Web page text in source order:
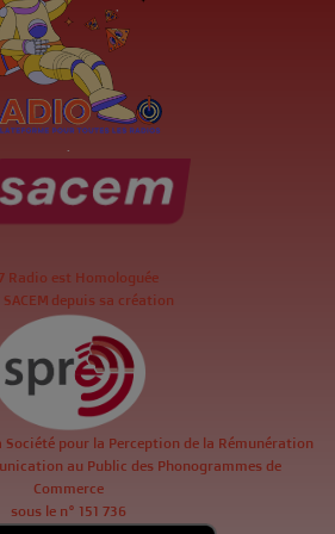
.
Radio est Homologuée
SACEM depuis sa création
Société pour la Perception de la Rémunération
au Public des Phonogrammes de
Commerce
sous le n° 151 736